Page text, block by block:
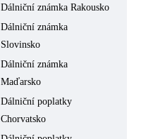
Dálniční známka Rakousko
Dálniční známka
Slovinsko
Dálniční známka
Maďarsko
Dálniční poplatky
Chorvatsko